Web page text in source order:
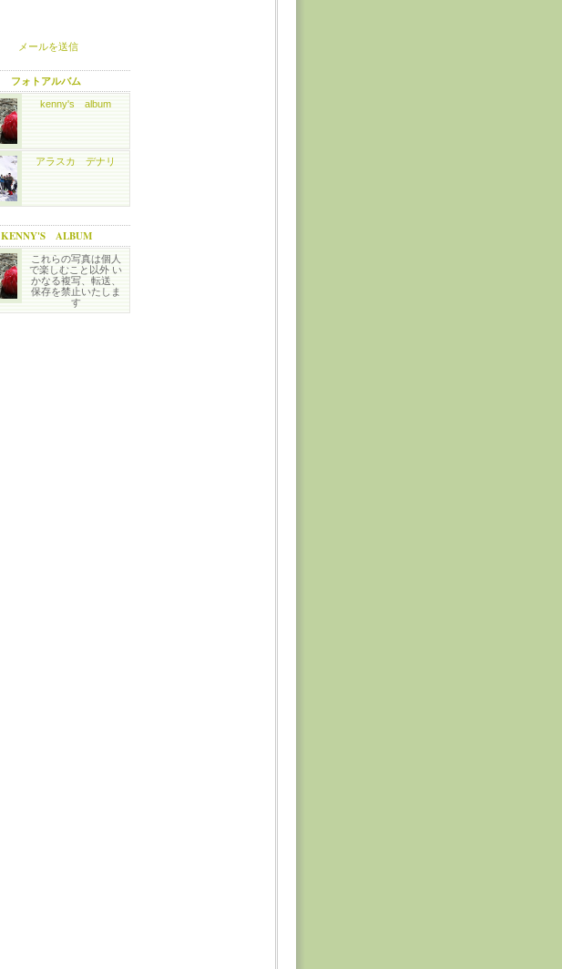
メールを送信
フォトアルバム
kenny's album
アラスカ デナリ
KENNY'S ALBUM
これらの写真は個人
で楽しむこと以外 い
かなる複写、転送、
保存を禁止いたしま
す